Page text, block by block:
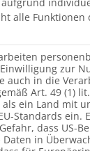
sich für
und sie sind für
beim
mit ihrer
nahezu
alle Funktionen
zur
auch in die
Art. 49 (1)
als ein Land mit
Standards ein.
dass US-
Daten in